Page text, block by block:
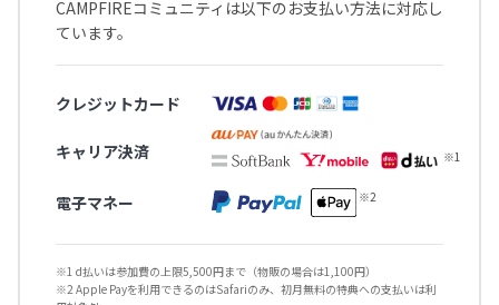
CAMPFIREコミュニティは以下のお支払い方法に対応し
ています。
クレジットカード
キャリア決済
電子マネー
※1 d払いは参加費の上限5,500円まで（物販の場合は1,100円）
※2 Apple Payを利用できるのはSafariのみ、初月無料の特典への支払いは利